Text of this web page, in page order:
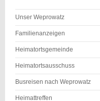
Unser Weprowatz
Familienanzeigen
Heimatortsgemeinde
Heimatortsausschuss
Busreisen nach Weprowatz
Heimattreffen